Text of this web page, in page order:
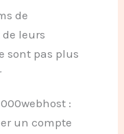
de
leurs
sont pas plus
:
un compte